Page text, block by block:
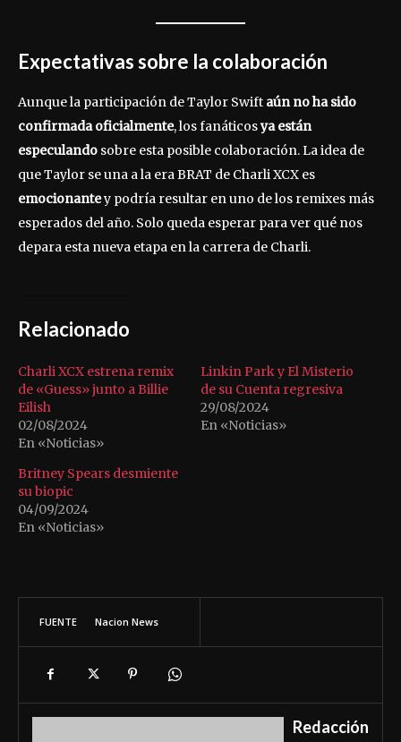
Expectativas sobre la colaboración
Aunque la participación de Taylor Swift aún no ha sido
confirmada oficialmente, los fanáticosya están
especulando sobre esta posible colaboración. La idea de
que Taylor se una a la era BRAT de Charli XCX es
emocionantey podría resultar en uno de los remixes más
esperados del año. Solo queda esperar para ver qué nos
depara esta nueva etapa en la carrera de Charli.
Relacionado
Charli XCX estrena remix
de «Guess» junto a Billie
Eilish
02/08/2024
En «Noticias»
Linkin Park y El Misterio
de su Cuenta regresiva
29/08/2024
En «Noticias»
Britney Spears desmiente
su biopic
04/09/2024
En «Noticias»
FUENTE Nacion News
Redacción